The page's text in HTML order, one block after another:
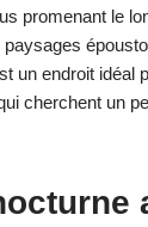
promenant le
un endroit idéal
cherchent un